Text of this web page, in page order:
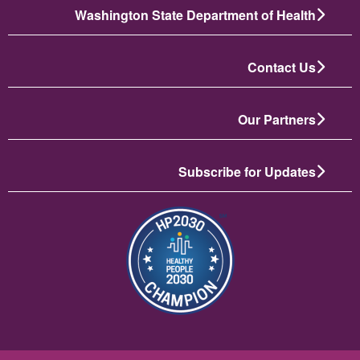
Washington State Department of Health
Contact Us
Our Partners
Subscribe for Updates
תמונה